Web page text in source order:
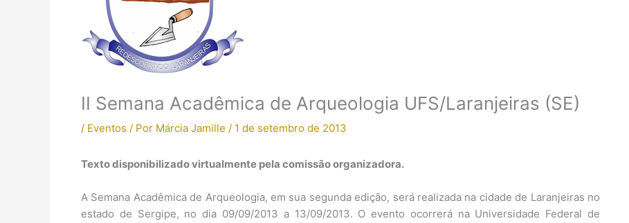
II Semana Acadêmica de Arqueologia UFS/Laranjeiras (SE)
/ Eventos / Por Márcia Jamille / 1 de setembro de 2013
Texto disponibilizado virtualmente pela comissão organizadora.
A Semana Acadêmica de Arqueologia, em sua segunda edição, será realizada na cidade de Laranjeiras no
estado de Sergipe, no dia 09/09/2013 a 13/09/2013. O evento ocorrerá na Universidade Federal de